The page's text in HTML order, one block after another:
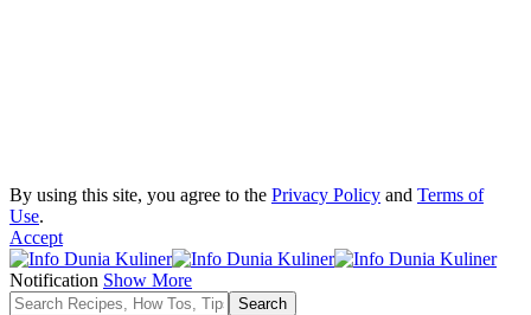
By using this site, you agree to the Privacy Policy and Terms of
Use.
Accept
Notification Show More